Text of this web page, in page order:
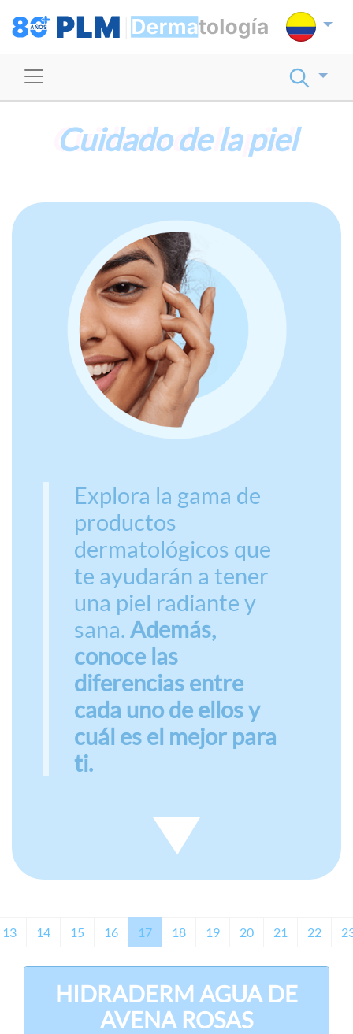
Cuidado de la piel
Explora la gama de
productos
dermatológicos que
te ayudarán a tener
una piel radiante y
sana. Además,
conoce las
diferencias entre
cada uno de ellos y
cuál es el mejor para
ti.
13 14 15 16 17 18 19 20 21 22
HIDRADERM AGUA DE
AVENA ROSAS